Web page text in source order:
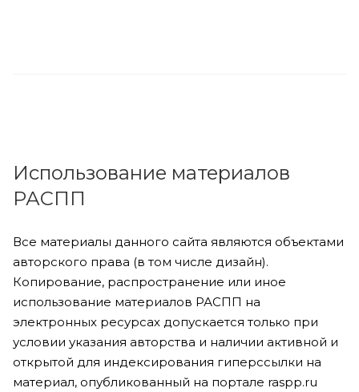
Использование материалов
РАСПП
Все материалы данного сайта являются объектами
авторского права (в том числе дизайн).
Копирование, распространение или иное
использование материалов РАСПП на
электронных ресурсах допускается только при
условии указания авторства и наличии активной и
открытой для индексирования гиперссылки на
материал, опубликованный на портале raspp.ru